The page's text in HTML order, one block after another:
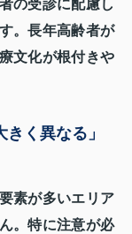
の受診に配慮し
。長年高齢者が
文化が根付きや
く異なる」
素が多いエリア
。特に注意が必